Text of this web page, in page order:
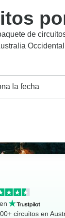
de
la fecha
circuitos en